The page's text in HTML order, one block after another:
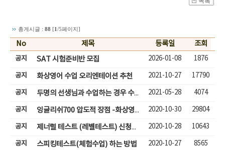
총게시글 : 88 [1 /5페이지]
No 제목 등록일 조회
공지 SAT 시험준비반 모집 2026-01-08 1876
공지 화상영어 수업 오리엔테이션 추천 2021-10-27 17790
공지 두명의 선생님과 수업하는 경우 수업입장하기 2021-05-28 4074
공지 잉글리쉬700 압도적 장점 -화상영어( 성인,어린이) 2020-10-30 29804
공지 제너럴 테스트 (레벨테스트) 신청하기 2020-10-28 10643
공지 스피킹테스트(체험수업) 하는 방법 2020-10-27 8565